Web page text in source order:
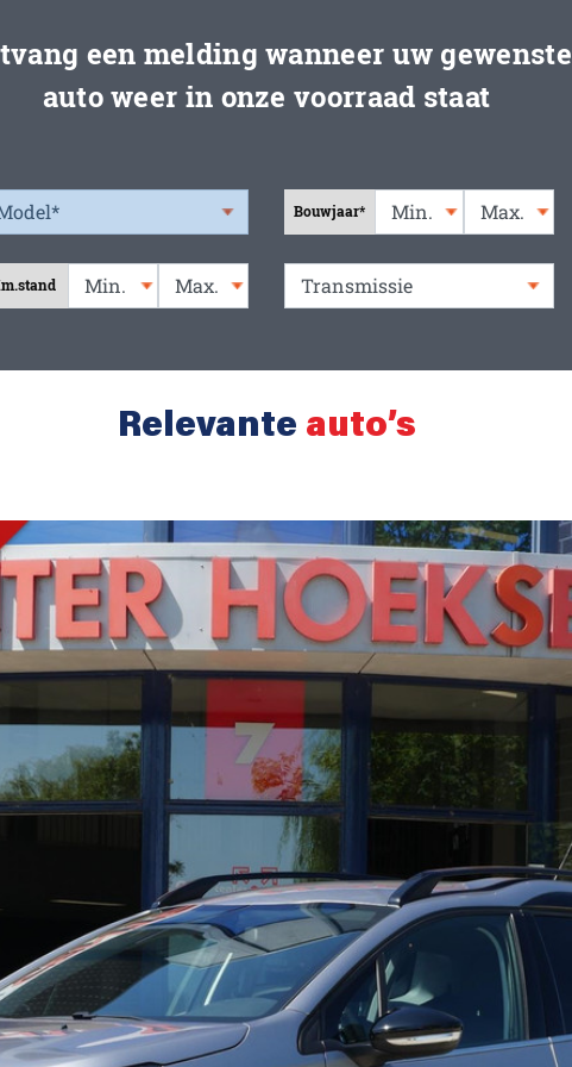
een melding wanneer uw gewenste
auto weer in onze voorraad staat
Bouwjaar*
Relevante auto’s